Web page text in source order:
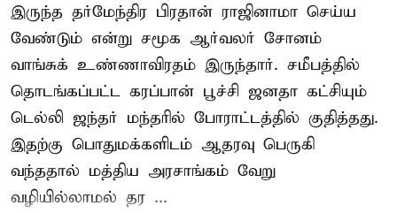
இருந்த தர்மேந்திர பிரதான் ராஜினாமா செய்ய
வேண்டும் என்று சமூக ஆர்வலர் சோனம்
வாங்சுக் உண்ணாவிரதம் இருந்தார். சமீபத்தில்
தொடங்கப்பட்ட கரப்பான் பூச்சி ஜனதா கட்சியும்
டெல்லி ஜந்தர் மந்தரில் போராட்டத்தில் குதித்தது.
இதற்கு பொதுமக்களிடம் ஆதரவு பெருகி
வந்ததால் மத்திய அரசாங்கம் வேறு
வழியில்லாமல் தர ...